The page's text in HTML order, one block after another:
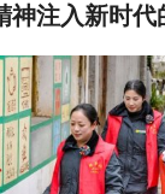
神注入新时代